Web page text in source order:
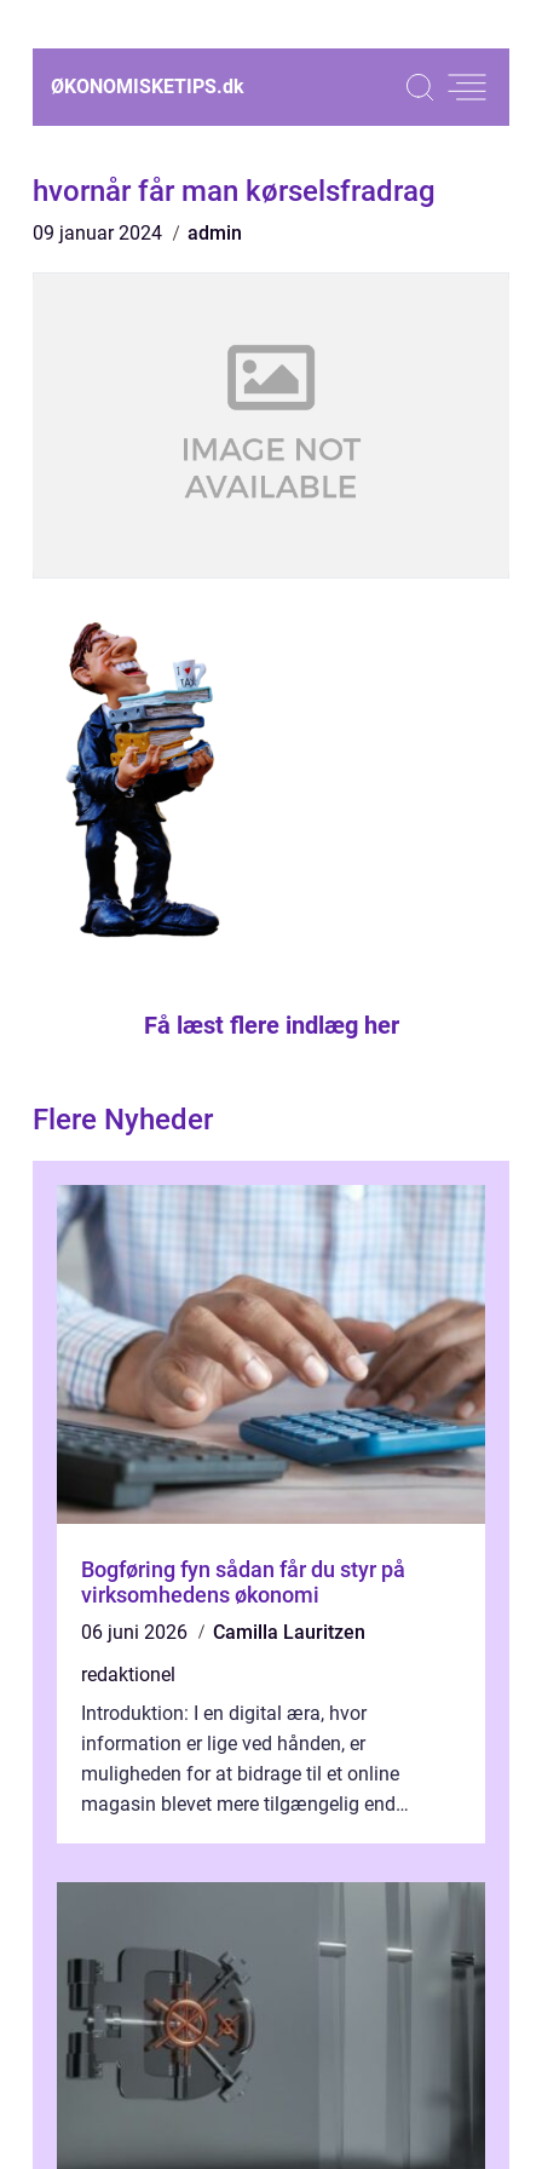
ØKONOMISKETIPS.dk
hvornår får man kørselsfradrag
09 januar 2024 admin
Få læst flere indlæg her
Flere Nyheder
Bogføring fyn sådan får du styr på
virksomhedens økonomi
06 juni 2026
Camilla Lauritzen
redaktionel
Introduktion: I en digital æra, hvor
information er lige ved hånden, er
muligheden for at bidrage til et online
magasin blevet mere tilgængelig end